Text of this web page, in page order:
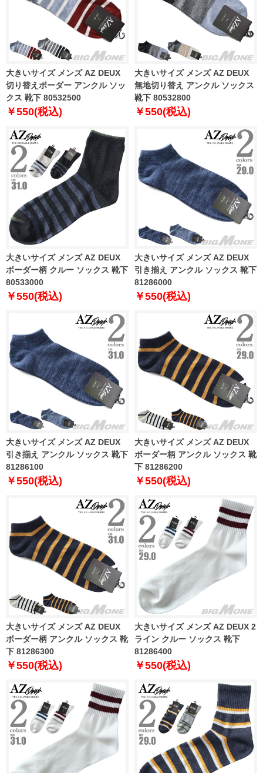
大きいサイズ メンズ AZ DEUX
切り替えボーダー アンクル ソッ
クス 靴下 80532500
￥550(税込)
大きいサイズ メンズ AZ DEUX
無地切り替え アンクル ソックス
靴下 80532800
￥550(税込)
大きいサイズ メンズ AZ DEUX
ボーダー柄 クルー ソックス 靴下
80533000
￥550(税込)
大きいサイズ メンズ AZ DEUX
引き揃え アンクル ソックス 靴下
81286000
￥550(税込)
大きいサイズ メンズ AZ DEUX
引き揃え アンクル ソックス 靴下
81286100
￥550(税込)
大きいサイズ メンズ AZ DEUX
ボーダー柄 アンクル ソックス 靴
下 81286200
￥550(税込)
大きいサイズ メンズ AZ DEUX
ボーダー柄 アンクル ソックス 靴
下 81286300
￥550(税込)
大きいサイズ メンズ AZ DEUX 2
ライン クルー ソックス 靴下
81286400
￥550(税込)